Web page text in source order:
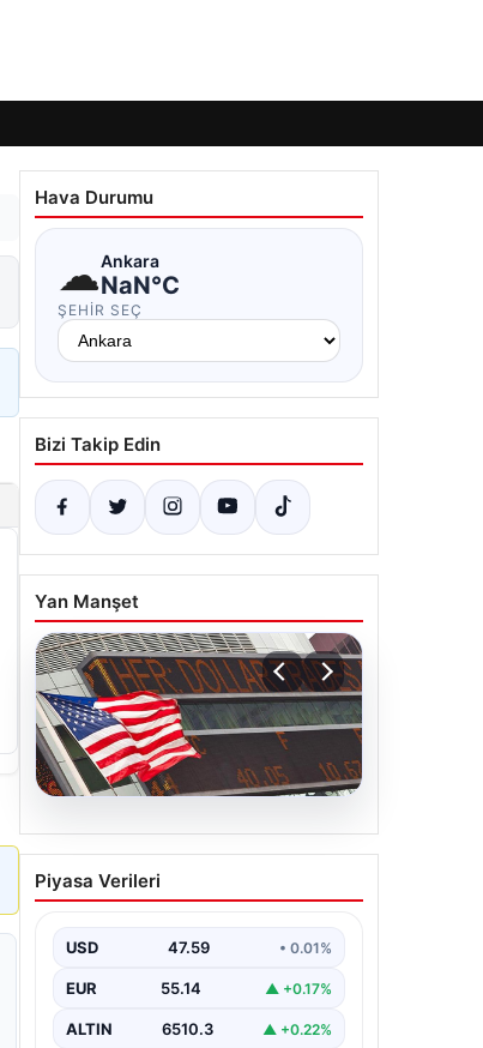
Hava Durumu
☁Ankara
NaN°C
ŞEHIR SEÇ
Bizi Takip Edin
Yan Manşet
05.08.2026
FED faiz kararı ne zaman
açıklanacak? Nisan ayı
Piyasa Verileri
USD 47.59 • 0.01%
EUR 55.14 ▲ +0.17%
ALTIN 6510.3 ▲ +0.22%